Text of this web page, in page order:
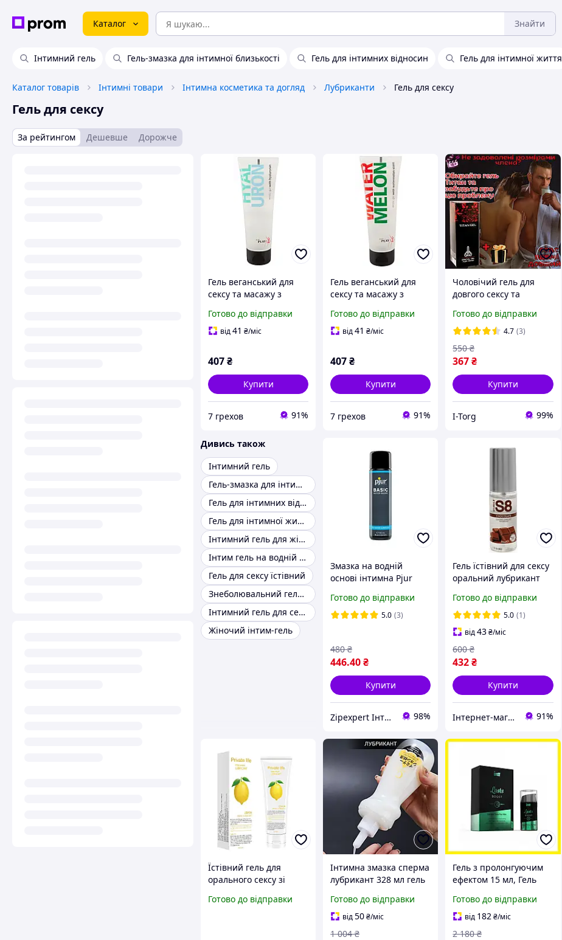
Каталог Знайти
Інтимний гель Гель-змазка для інтимної близькості Гель для інтимних відносин Гель для інтимної життя
Каталог товарів Інтимні товари Інтимна косметика та догляд Лубриканти Гель для сексу
Гель для сексу
За рейтингом Дешевше Дорожче
Гель веганський для
сексу та масажу з
Hyaluron 80 ml
Готово до відправки
від41 ₴/міс
407₴
Купити
7 грехов 91%
Гель веганський для
сексу та масажу з
арбузним ароматом
Watermelon 80 ml
Готово до відправки
від41 ₴/міс
407₴
Купити
7 грехов 91%
Чоловічий гель для
довгого сексу та
члена! Результат
зберігається! DSX-
000002
Готово до відправки
4.7 (3)
367₴
550 ₴
Купити
I-Torg 99%
Дивись також
Інтимний гель
Гель-змазка для інтимної близькості
Гель для інтимних відносин
Гель для інтимної життя
Інтимний гель для жінок
Інтим гель на водній основі
Гель для сексу їстівний
Знеболювальний гель-змазка для сексу
Інтимний гель для сексу
Жіночий інтим-гель
Змазка на водній
основі інтимна Pjur
мл. Гель для сексу
універсальний
Готово до відправки
5.0 (3)
446.40₴
480 ₴
Купити
Zipexpert Iнтернет-магазин запчастин до побутовой технiки та iтнимних товарiв для дорослих 98%
Гель їстівний для сексу
оральний лубрикант
Chocolate 50 мл
Німеччина
Готово до відправки
5.0 (1)
від43₴/міс
432₴
600 ₴
Купити
Інтернет-магазин Allegoriya 91%
Їстівний гель для
орального сексу зі
Готово до відправки
Інтимна змазка сперма
лубрикант 328 мл гель
з тривалим
зволожувальним
Готово до відправки
від50₴/міс
1 004 ₴
Гель з пролонгуючим
ефектом 15 мл, Гель
сексу, Чоловічий
пролонгатор, Інтимні
Готово до відправки
від 182 ₴/міс
2 180 ₴